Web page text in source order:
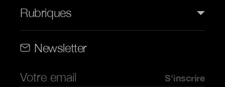
Rubriques
Newsletter